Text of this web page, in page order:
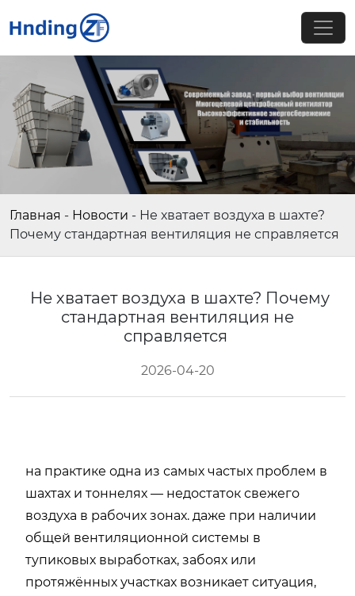
Главная - Новости - Не хватает воздуха в шахте?
Почему стандартная вентиляция не справляется
Не хватает воздуха в шахте? Почему
стандартная вентиляция не
справляется
2026-04-20
на практике одна из самых частых проблем в
шахтах и тоннелях — недостаток свежего
воздуха в рабочих зонах. даже при наличии
общей вентиляционной системы в
тупиковых выработках, забоях или
протяжённых участках возникает ситуация,